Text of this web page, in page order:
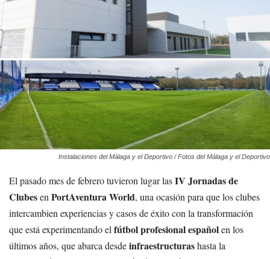
Instalaciones del Málaga y el Deportivo / Fotos del Málaga y el Deportivo
El pasado mes de febrero tuvieron lugar lasIV Jornadas de
ClubesenPortAventura World, una ocasión para que los clubes
intercambien experiencias y casos de éxito con la transformación
que está experimentando elfútbol profesional españolen los
últimos años, que abarca desdeinfraestructurashasta la